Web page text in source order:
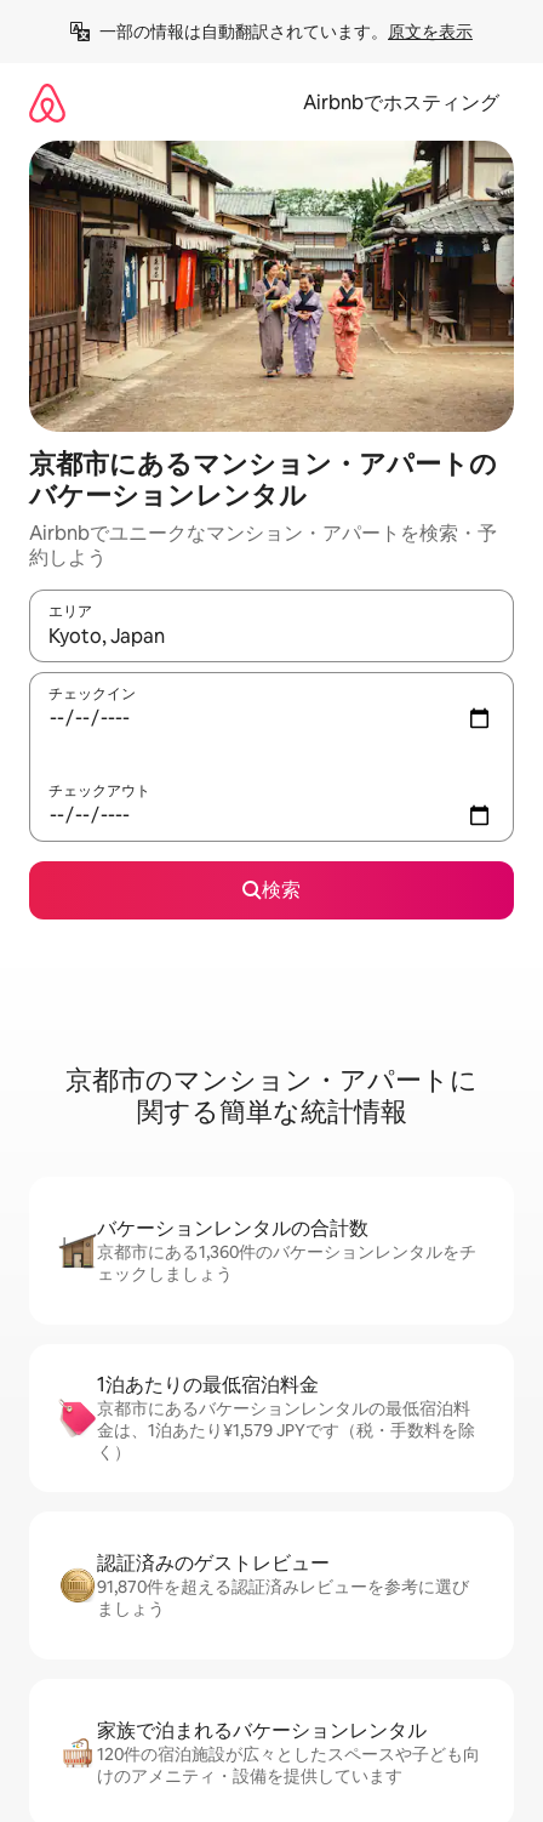
一部の情報は自動翻訳されています。 原文を表示
Airbnbでホスティング
京都市にあるマンション・アパートの
バケーションレンタル
Airbnbでユニークなマンション・アパートを検索・予
約しよう
エリア
検索結果が表示されたら、上下の矢印キーを使って移動するか
チェックイン
チェックアウト
検索
京都市のマ⁠ン⁠シ⁠ョ⁠ン・ア⁠パ⁠ー⁠ト⁠に
関⁠す⁠る簡⁠単⁠な統⁠計⁠情⁠報
バケーションレ⁠ン⁠タ⁠ル⁠の合⁠計⁠数
京都市にある1,360件のバケーションレンタルをチ
ェックしましょう
1泊あたりの最⁠低⁠宿⁠泊⁠料⁠金
京都市にあるバケーションレンタルの最低宿泊料
金は、1泊あたり¥1,579 JPYです（税・手数料を除
く）
認証済みのゲ⁠ス⁠ト⁠レ⁠ビ⁠ュ⁠ー
91,870件を超える認証済みレビューを参考に選び
ましょう
家族で泊まれるバ⁠ケ⁠ー⁠シ⁠ョ⁠ンレ⁠ン⁠タ⁠ル
120件の宿泊施設が広々としたスペースや子ども向
けのアメニティ・設備を提供しています